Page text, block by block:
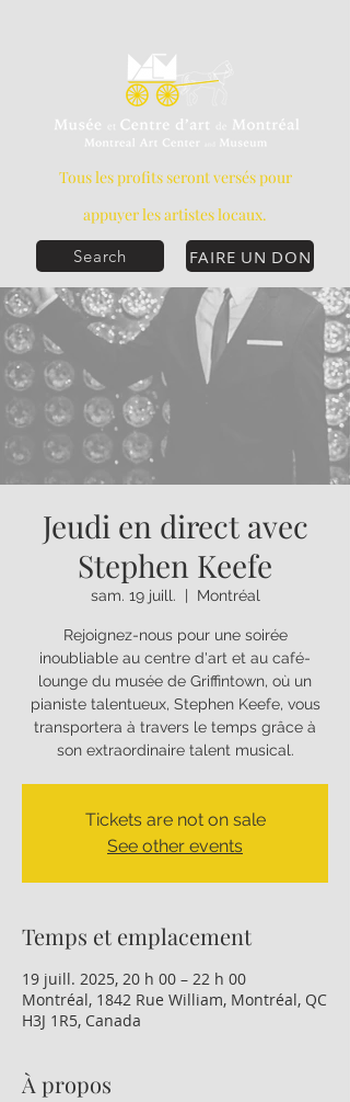
FAIRE UN DON
Tous les profits seront versés pour
appuyer les artistes locaux.
Search
Jeudi en direct avec
Stephen Keefe
sam. 19 juill. Montréal
Rejoignez-nous pour une soirée
inoubliable au centre d'art et au café-
lounge du musée de Griffintown, où un
pianiste talentueux, Stephen Keefe, vous
transportera à travers le temps grâce à
son extraordinaire talent musical.
Tickets are not on sale
See other events
Temps et emplacement
19 juill. 2025, 20 h 00 – 22 h 00
Montréal, 1842 Rue William, Montréal, QC
H3J 1R5, Canada
À propos